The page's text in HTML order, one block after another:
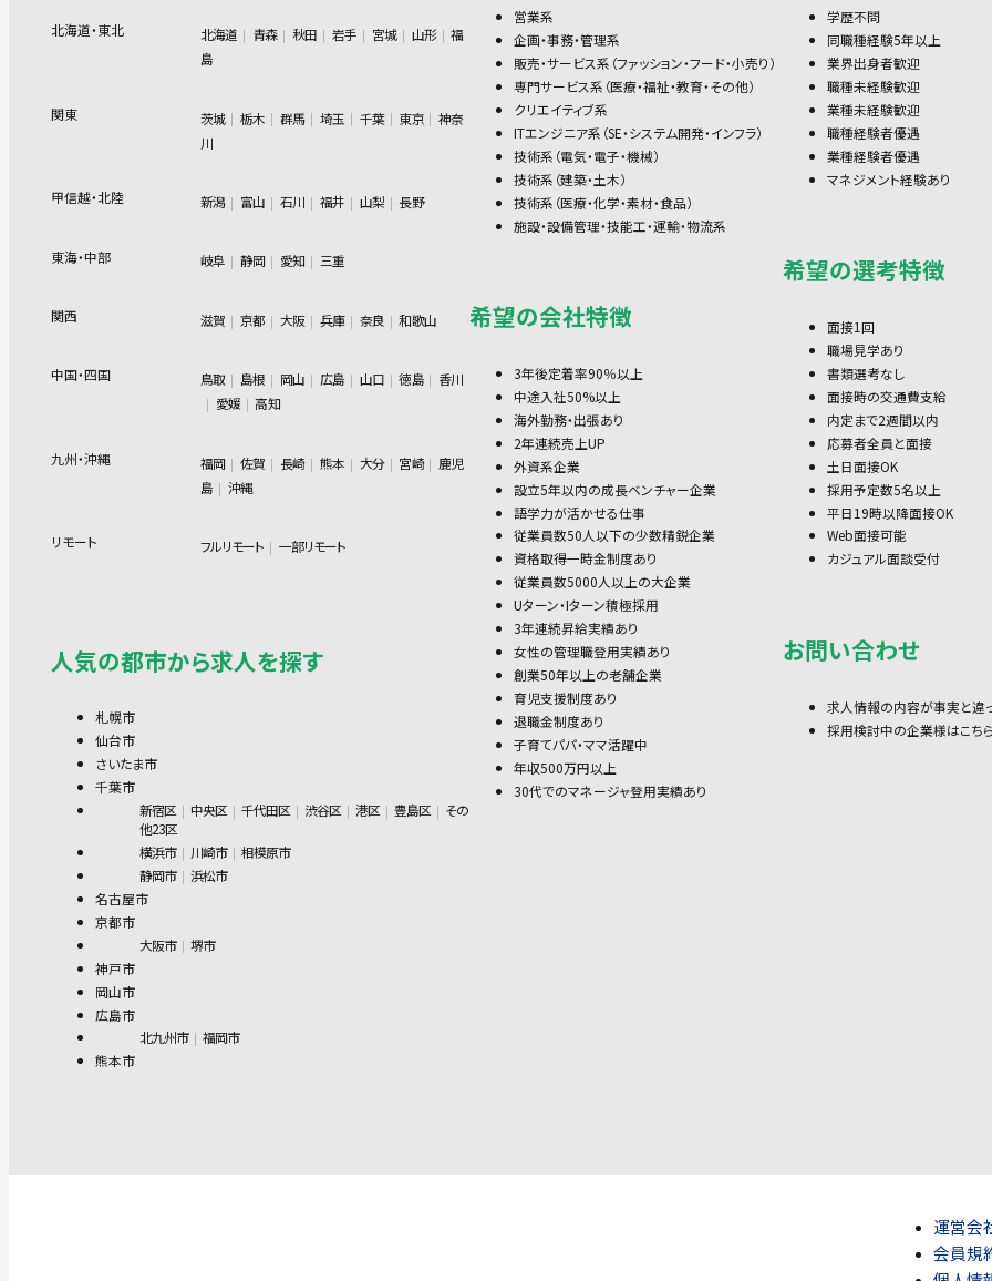
北海道・東北 北海道 青森 秋田 岩手 宮城 山形
福
島
関東 茨城 栃木 群馬 埼玉 千葉 東京
神奈
川
甲信越・北陸 新潟 富山 石川 福井 山梨 長野
東海・中部 岐阜 静岡 愛知 三重
関西 滋賀 京都 大阪 兵庫 奈良 和歌山
中国・四国 鳥取 島根 岡山 広島 山口 徳島
香川
愛媛
高知
九州・沖縄 福岡 佐賀 長崎 熊本 大分 宮崎
鹿児
島
沖縄
リモート フルリモート 一部リモート
人気の都市から求人を探す
札幌市
仙台市
さいたま市
千葉市
新宿区
中央区 千代田区 渋谷区 港区 豊島区
その
他23区
横浜市
川崎市
相模原市
静岡市
浜松市
名古屋市
京都市
大阪市
堺市
神戸市
岡山市
広島市
北九州市
福岡市
熊本市
営業系
企画・事務・管理系
販売・サービス系（ファッション・フード・小売り）
専門サービス系（医療・福祉・教育・その他）
クリエイティブ系
ITエンジニア系（SE・システム開発・インフラ）
技術系（電気・電子・機械）
技術系（建築・土木）
技術系（医療・化学・素材・食品）
施設・設備管理・技能工・運輸・物流系
希望の会社特徴
3年後定着率90％以上
中途入社50%以上
海外勤務・出張あり
2年連続売上UP
外資系企業
設立5年以内の成長ベンチャー企業
語学力が活かせる仕事
従業員数50人以下の少数精鋭企業
資格取得一時金制度あり
従業員数5000人以上の大企業
Uターン・Iターン積極採用
3年連続昇給実績あり
女性の管理職登用実績あり
創業50年以上の老舗企業
育児支援制度あり
退職金制度あり
子育てパパ・ママ活躍中
年収500万円以上
30代でのマネージャ登用実績あり
学歴不問
同職種経験5年以上
業界出身者歓迎
職種未経験歓迎
業種未経験歓迎
職種経験者優遇
業種経験者優遇
マネジメント経験あり
希望の選考特徴
面接1回
職場見学あり
書類選考なし
面接時の交通費支給
内定まで2週間以内
応募者全員と面接
土日面接OK
採用予定数5名以上
平日19時以降面接OK
Web面接可能
カジュアル面談受付
お問い合わせ
求人情報の内容が事実と違
採用検討中の企業様はこち
運営会
会員規